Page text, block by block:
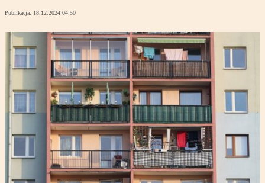
Publikacja: 18.12.2024 04:50